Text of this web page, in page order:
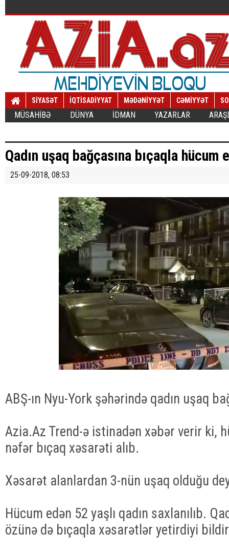
SİYASƏT İQTİSADİYYAT MƏDƏNİYYƏT CƏMİYYƏT
MÜSAHİBƏ DÜNYA İDMAN YAZARLAR
Qadın uşaq bağçasına bıçaqla
25-09-2018, 08:53
ABŞ-ın Nyu-York şəhərində qadın uşaq
Azia.Az Trend-ə istinadən xəbər verir ki,
nəfər bıçaq xəsarəti alıb.
Xəsarət alanlardan 3-nün uşaq olduğu
Hücum edən 52 yaşlı qadın saxlanılıb.
özünə də bıçaqla xəsarətlər yetirdiyi